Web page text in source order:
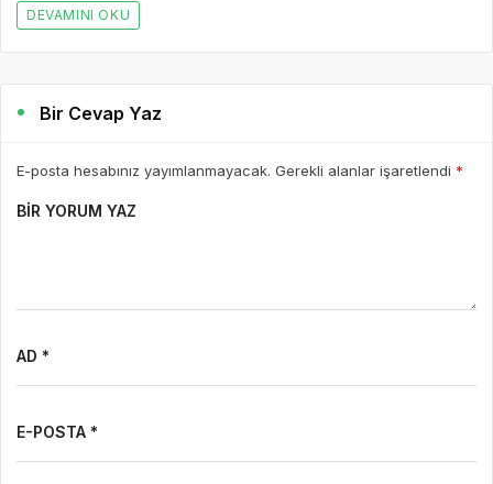
DEVAMINI OKU
Bir Cevap Yaz
E-posta hesabınız yayımlanmayacak. Gerekli alanlar işaretlendi *
BIR YORUM YAZ
AD *
E-POSTA *